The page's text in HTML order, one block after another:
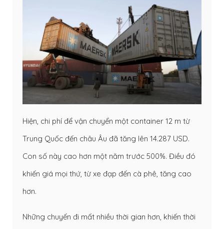
Hiện, chi phí để vận chuyển một container 12 m từ
Trung Quốc đến châu Âu đã tăng lên 14.287 USD.
Con số này cao hơn một năm trước 500%. Điều đó
khiến giá mọi thứ, từ xe đạp đến cà phê, tăng cao
hơn.
Những chuyến đi mất nhiều thời gian hơn, khiến thời